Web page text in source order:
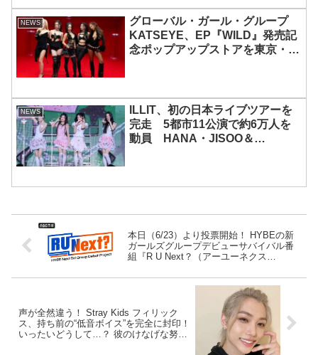
NEWS
グローバル・ガール・グループ
KATSEYE、EP『WILD』発売記
念ポップアップストアを東京・原
NEWS
ILLIT、初の日本ライブツアーを
完走 5都市11公演で約6万人を
動員 HANA・JISOO＆
本日（6/23）より投票開始！ HYBEの新
ガールズグループデビューサバイバル番
組『R U Next？（アーユーネクス
才です」・・ コーチ陣を感嘆させた初ス
テージ！ ネクストガールズグループの主
声が全然違う！ Stray Kids フィリック
ス、持ち前の“低音ボイス”を完全に封印！
いったいどうして…？ 彼のけなげな努力